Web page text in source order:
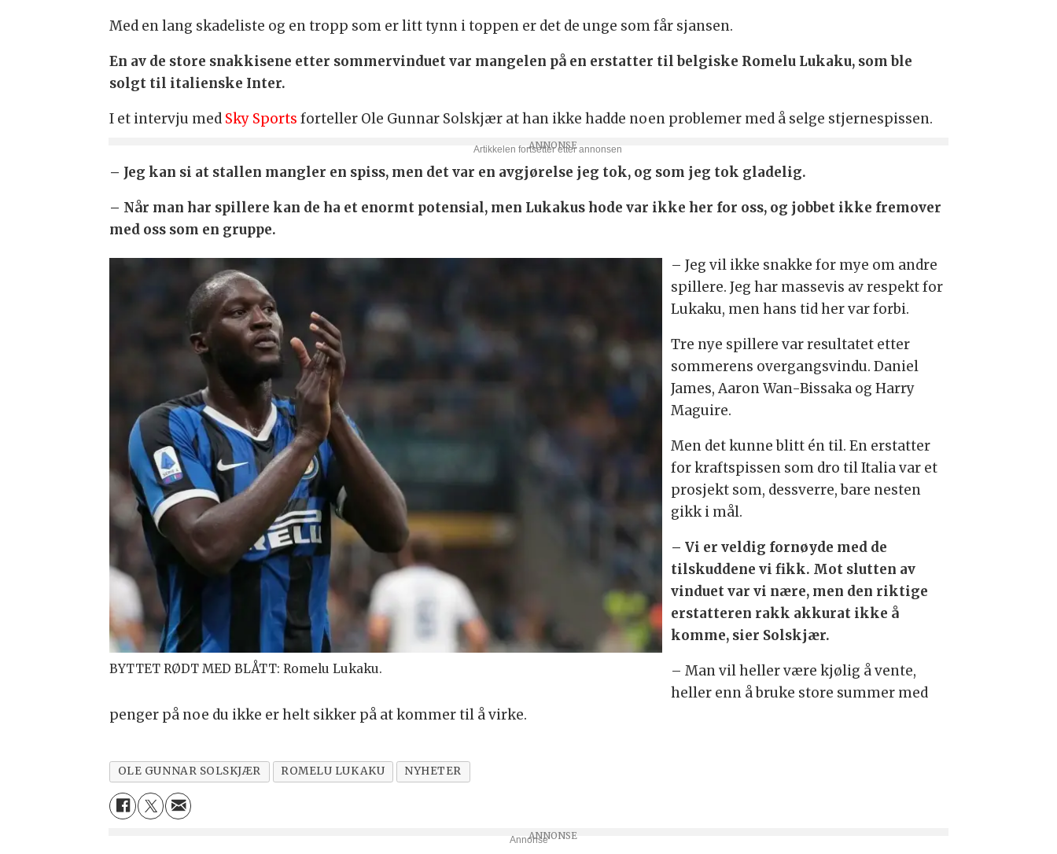
Med en lang skadeliste og en tropp som er litt tynn i toppen er det de unge som får sjansen.
En av de store snakkisene etter sommervinduet var mangelen på en erstatter til belgiske Romelu Lukaku, som ble
solgt til italienske Inter.
I et intervju med Sky Sports forteller Ole Gunnar Solskjær at han ikke hadde noen problemer med å selge stjernespissen.
– Jeg kan si at stallen mangler en spiss, men det var en avgjørelse jeg tok, og som jeg tok gladelig.
– Når man har spillere kan de ha et enormt potensial, men Lukakus hode var ikke her for oss, og jobbet ikke fremover
med oss som en gruppe.
BYTTET RØDT MED BLÅTT: Romelu Lukaku.
– Jeg vil ikke snakke for mye om andre
spillere. Jeg har massevis av respekt for
Lukaku, men hans tid her var forbi.
Tre nye spillere var resultatet etter
sommerens overgangsvindu. Daniel
James, Aaron Wan-Bissaka og Harry
Maguire.
Men det kunne blitt én til. En erstatter
for kraftspissen som dro til Italia var et
prosjekt som, dessverre, bare nesten
gikk i mål.
– Vi er veldig fornøyde med de
tilskuddene vi fikk. Mot slutten av
vinduet var vi nære, men den riktige
erstatteren rakk akkurat ikke å
komme, sier Solskjær.
– Man vil heller være kjølig å vente,
heller enn å bruke store summer med
penger på noe du ikke er helt sikker på at kommer til å virke.
OLE GUNNAR SOLSKJÆR ROMELU LUKAKU NYHETER
Annonse